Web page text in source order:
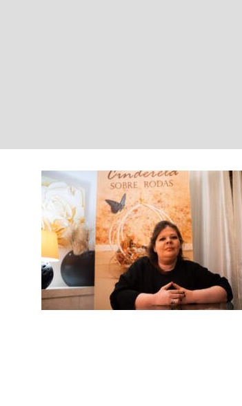
Rita Teodoro: a
“Cinderela Sobre
Rodas” que inspira a
Inclusão e transforma
mentalidades